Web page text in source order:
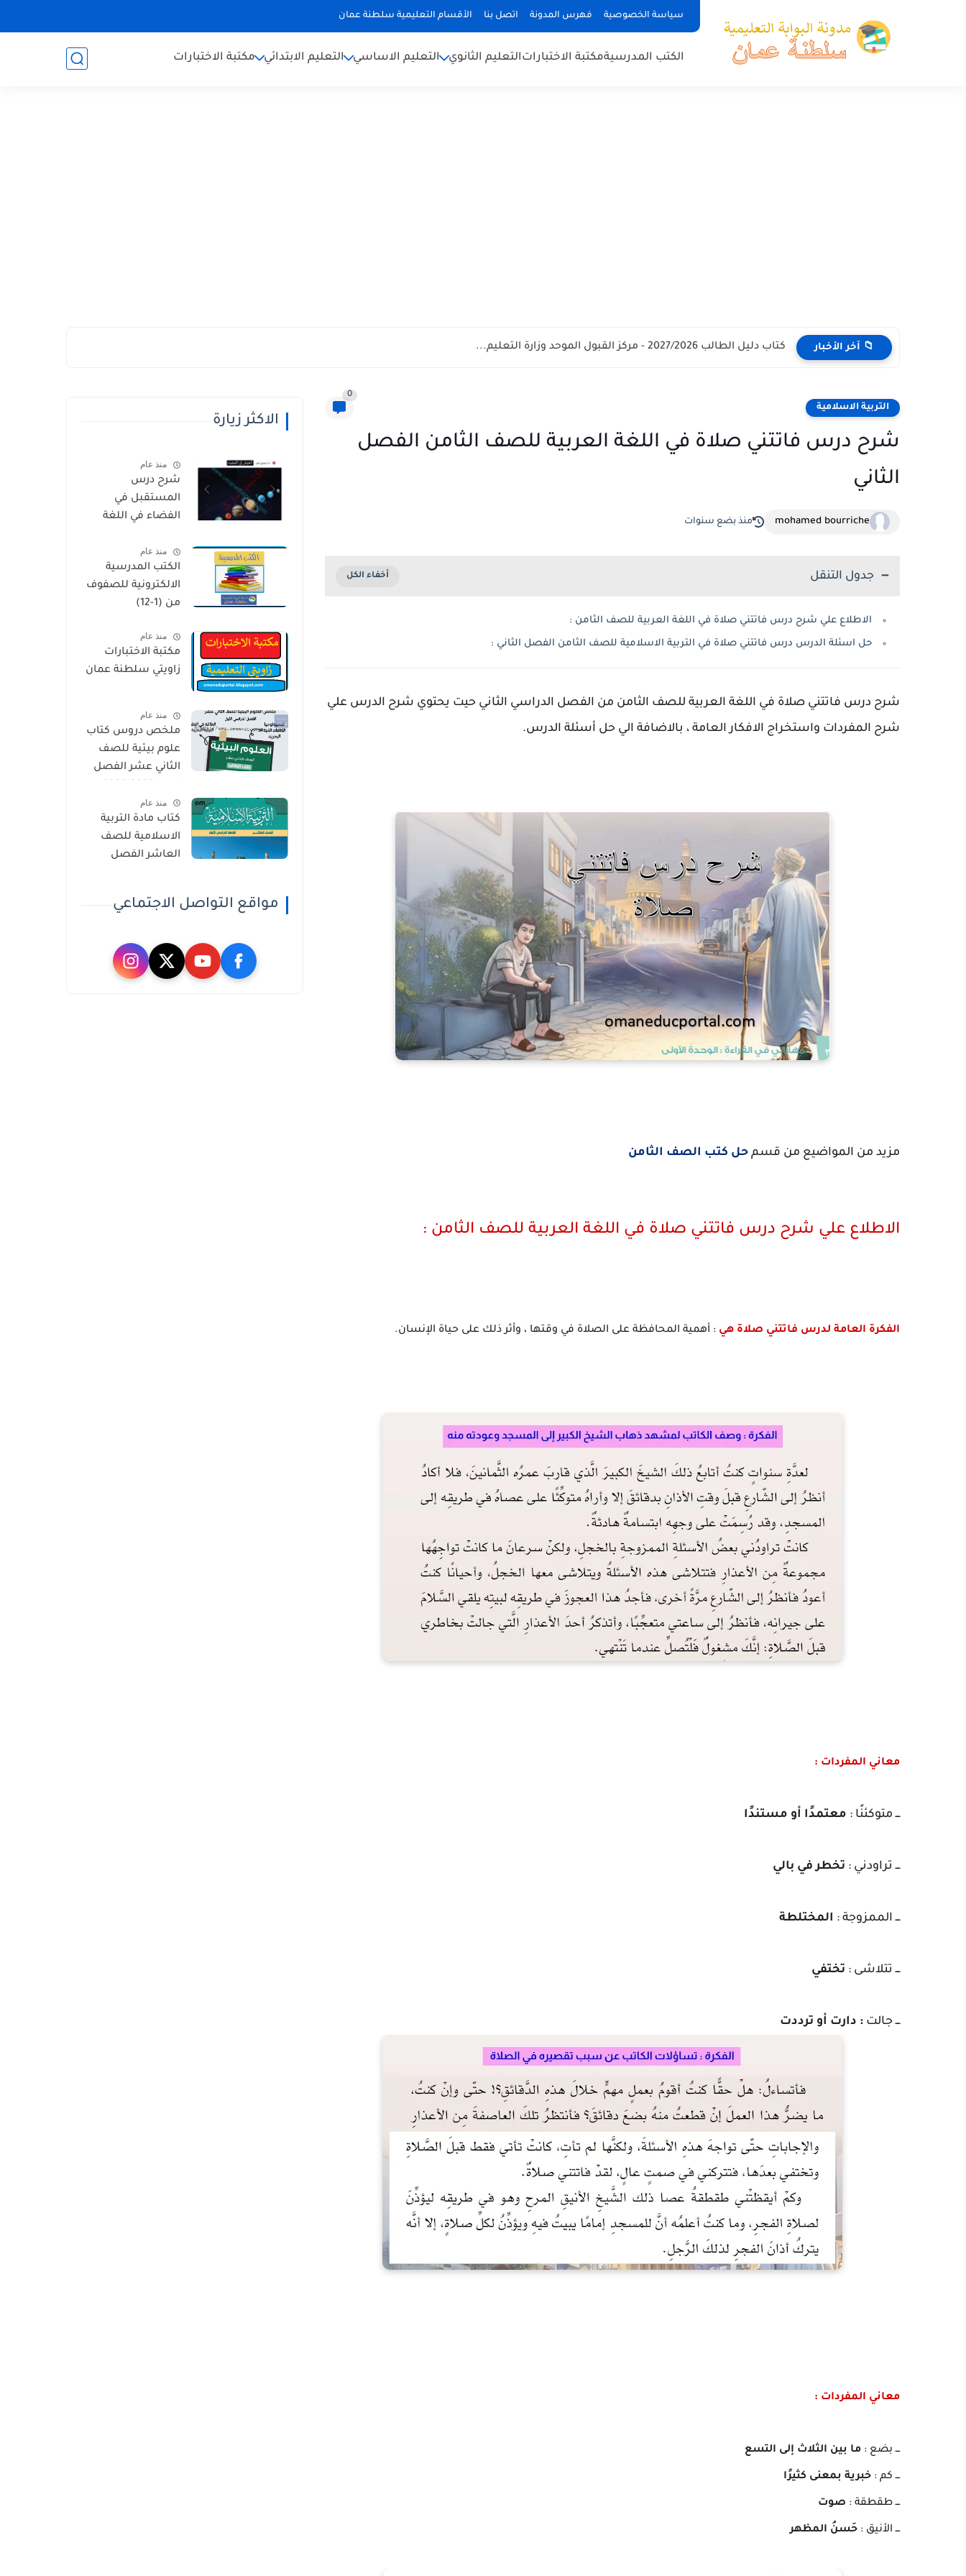
سياسة الخصوصية فهرس المدونة اتصل بنا الأقسام التعليمية سلطنة عمان
الكتب المدرسيةمكتبة الاختباراتالتعليم الثانوي التعليم الاساسي التعليم الابتدائي مكتبة الاختبارات
📁 آخر الأخبار كتاب دليل الطالب 2027/2026 - مركز القبول الموحد وزارة التعليم...
التربية الاسلامية
0
شرح درس فاتتني صلاة في اللغة العربية للصف الثامن الفصل
الثاني
mohamed bourriche منذ بضع سنوات
جدول التنقل
الاطلاع علي شرح درس فاتتني صلاة في اللغة العربية للصف الثامن :
حل اسئلة الدرس درس فاتتني صلاة في التربية الاسلامية للصف الثامن الفصل الثاني :
شرح درس فاتتني صلاة في اللغة العربية للصف الثامن من الفصل الدراسي الثاني حيت يحتوي شرح الدرس علي
شرح المفردات واستخراج الافكار العامة ، بالاضافة الي حل أسئلة الدرس.
مزيد من المواضيع من قسم حل كتب الصف الثامن
الاطلاع علي شرح درس فاتتني صلاة في اللغة العربية للصف الثامن :
الفكرة العامة لدرس فاتتني صلاة هي : أهمية المحافظة على الصلاة في وقتها ، وأثر ذلك على حياة الإنسان.
معاني المفردات :
ـــ متوكئنًا : معتمدًا أو مستندًا
ـــ تراودني : تخطر في بالي
ـــ الممزوجة : المختلطة
ـــ تتلاشى : تختفي
ـــ جالت : دارت أو ترددت
معاني المفردات :
ـــ بضع : ما بين الثلاث إلى التسع
ـــ كم : خبرية بمعنى كثيرًا
ـــ طقطقة : صوت
ـــ الأنيق : حَسنُ المظهر
الاكثر زيارة
منذ عام
شرح درس
المستقبل في
الفضاء في اللغة
الخامس الفصل
الثاني
منذ عام
الكتب المدرسية
الالكترونية للصفوف
من (1-12)
منذ عام
مكتبة الاختبارات
زاويتي سلطنة عمان
منذ عام
ملخص دروس كتاب
علوم بيئية للصف
الثاني عشر الفصل
منذ عام
كتاب مادة التربية
الاسلامية للصف
العاشر الفصل
مواقع التواصل الاجتماعي